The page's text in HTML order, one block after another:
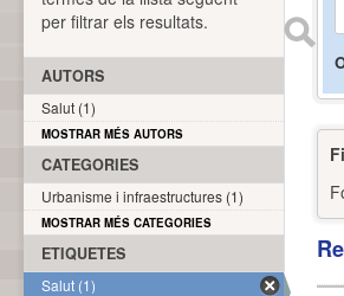
per filtrar els resultats.
AUTORS
Salut (1)
MOSTRAR MÉS AUTORS
CATEGORIES
Urbanisme i infraestructures (1)
MOSTRAR MÉS CATEGORIES
ETIQUETES
Salut (1)